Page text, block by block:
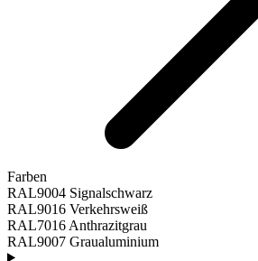
Farben
RAL9004 Signalschwarz
RAL9016 Verkehrsweiß
RAL7016 Anthrazitgrau
RAL9007 Graualuminium